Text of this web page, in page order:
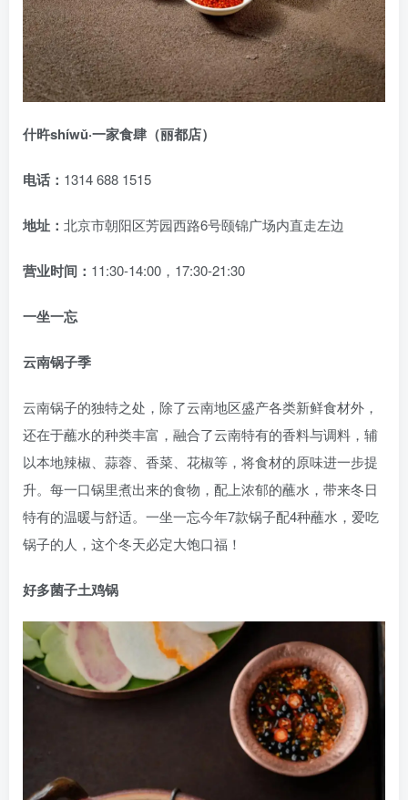
什旿shíwǔ·一家食肆（丽都店）
电话： 1314 688 1515
地址： 北京市朝阳区芳园西路6号颐锦广场内直走左边
营业时间： 11:30-14:00，17:30-21:30
一坐一忘
云南锅子季
云南锅子的独特之处，除了云南地区盛产各类新鲜食材外，
还在于蘸水的种类丰富，融合了云南特有的香料与调料，辅
以本地辣椒、蒜蓉、香菜、花椒等，将食材的原味进一步提
升。每一口锅里煮出来的食物，配上浓郁的蘸水，带来冬日
特有的温暖与舒适。一坐一忘今年7款锅子配4种蘸水，爱吃
锅子的人，这个冬天必定大饱口福！
好多菌子土鸡锅